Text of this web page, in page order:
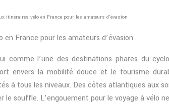
itinéraires vélo en France pour les amateurs d’évasion
en France pour les amateurs d’évasion
comme l’une des destinations phares du
envers la mobilité douce et le tourisme
à tous les niveaux. Des côtes atlantiques aux
le souffle. L’engouement pour le voyage à